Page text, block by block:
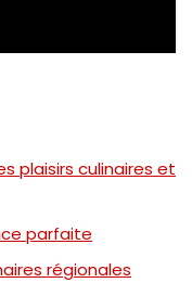
plaisirs culinaires et
parfaite
régionales